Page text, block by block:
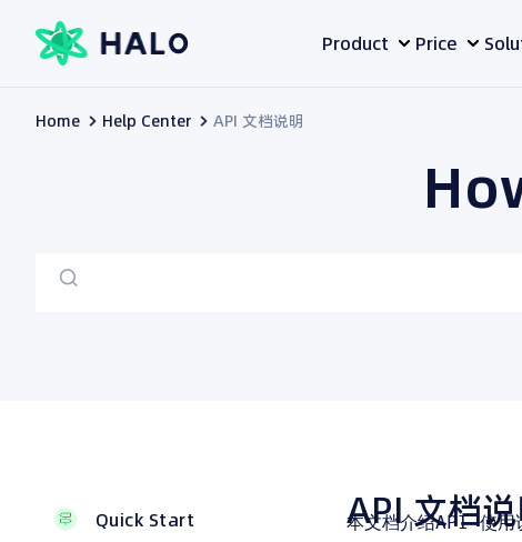
Product Price
Home Help Center API 文档说明
Quick Start API 文档
本文档介绍API 使